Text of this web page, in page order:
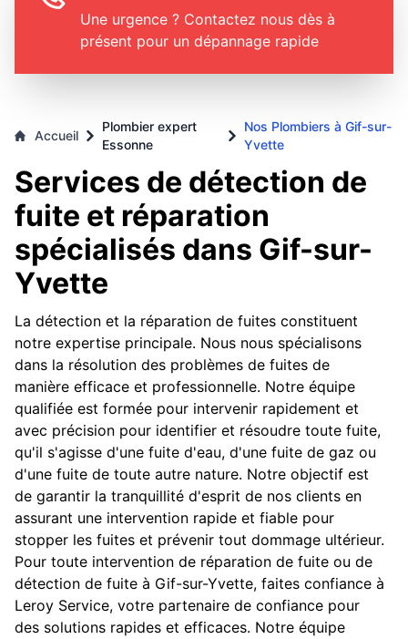
Une urgence ? Contactez nous dès à
présent pour un dépannage rapide
Accueil
Plombier expert
Essonne
Nos Plombiers à Gif-sur-
Yvette
Services de détection de
fuite et réparation
spécialisés dans Gif-sur-
Yvette
La détection et la réparation de fuites constituent
notre expertise principale. Nous nous spécialisons
dans la résolution des problèmes de fuites de
manière efficace et professionnelle. Notre équipe
qualifiée est formée pour intervenir rapidement et
avec précision pour identifier et résoudre toute fuite,
qu'il s'agisse d'une fuite d'eau, d'une fuite de gaz ou
d'une fuite de toute autre nature. Notre objectif est
de garantir la tranquillité d'esprit de nos clients en
assurant une intervention rapide et fiable pour
stopper les fuites et prévenir tout dommage ultérieur.
Pour toute intervention de réparation de fuite ou de
détection de fuite à Gif-sur-Yvette, faites confiance à
Leroy Service, votre partenaire de confiance pour
des solutions rapides et efficaces. Notre équipe